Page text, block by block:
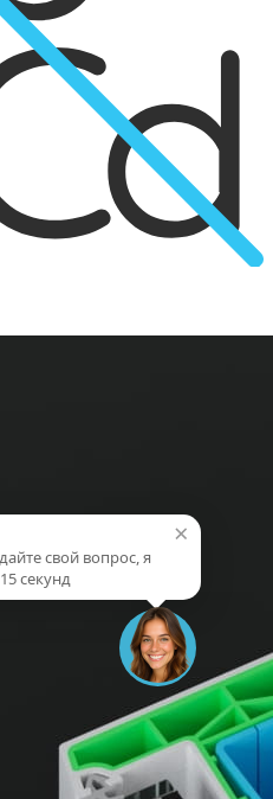
×
свой вопрос, я
секунд